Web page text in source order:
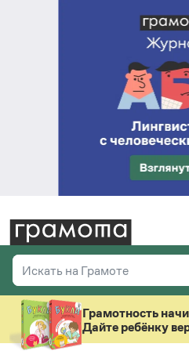
Искать на Грамоте
Справочная служба
Везде